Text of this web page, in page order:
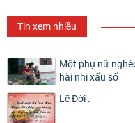
Tin xem nhiều
Một phụ nữ
hài nhi xấu số
Lẽ Đời .